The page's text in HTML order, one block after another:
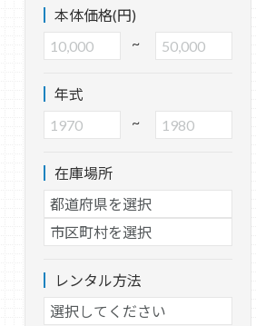
本体価格(円)
~
年式
~
在庫場所
レンタル方法